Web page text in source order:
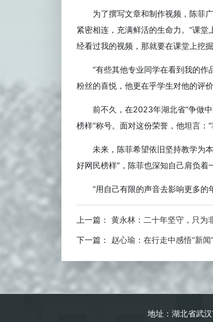
为了撰写文章和制作视频，陈菲
紧密相连，充满鲜活的生命力。“课
经看过我的视频，那就要在课堂上挖
“有些其他专业同学在看到我的
粉丝的喜悦，他更在乎学生对他的评价
前不久，在2023年湖北省“争做
榜样”称号。面对这份荣誉，他坦言：
未来，陈菲希望依旧坚持教学为
好网民榜样”，陈菲也深知自己肩负着
“用自己有限的声音去影响更多的
上一篇： 黄永林：二十年坚守，只为
下一篇：
赵心瑜：在行走中感悟“新闻
地址：湖北省武